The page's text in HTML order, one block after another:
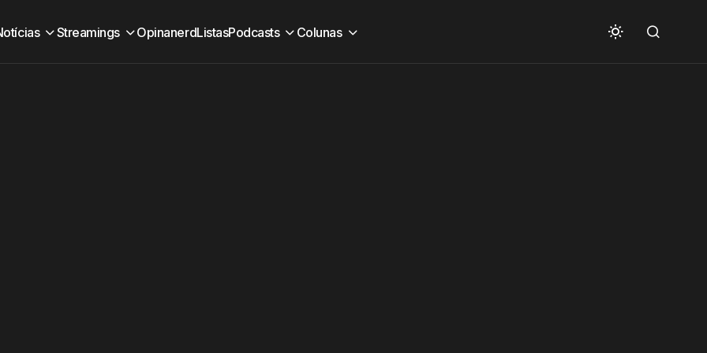
Streamings OpinanerdListasPodcasts Colunas